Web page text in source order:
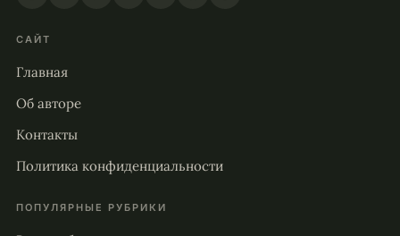
САЙТ
Главная
Об авторе
Контакты
Политика конфиденциальности
ПОПУЛЯРНЫЕ РУБРИКИ